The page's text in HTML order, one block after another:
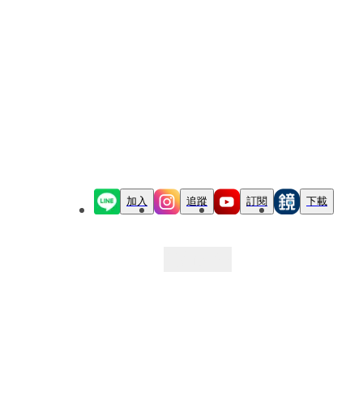
加入 追蹤 訂閱 下載